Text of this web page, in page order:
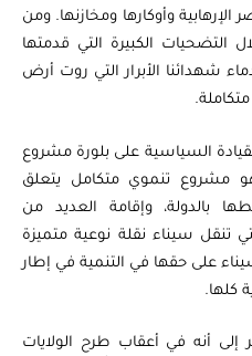
وأوكارها ومخازنها. ومن
التضحيات الكبيرة التي قدمتها
شهدائنا الأبرار التي روت أرض
السياسية على بلورة مشروع
مشروع تنموي متكامل يتعلق
بالدولة، وإقامة العديد من
تنقل سيناء نقلة نوعية متميزة
على حقها في التنمية في إطار
أنه في أعقاب طرح الولايات